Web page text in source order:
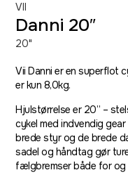
VII
Danni 20″
20"
Vii Danni er en superflot
er kun 8,0kg.
Hjulstørrelse er 20” –
cykel med indvendig
brede styr og de brede
sadel og håndtag gør
fælgbremser både for og